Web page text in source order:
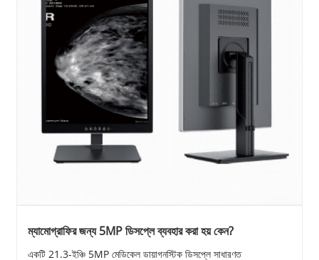
ম্যামোগ্রাফির জন্য 5MP ডিসপ্লে ব্যবহার করা হয় কেন?
একটি 21.3-ইঞ্চি 5MP মেডিকেল ডায়াগনস্টিক ডিসপ্লে সাধারণত